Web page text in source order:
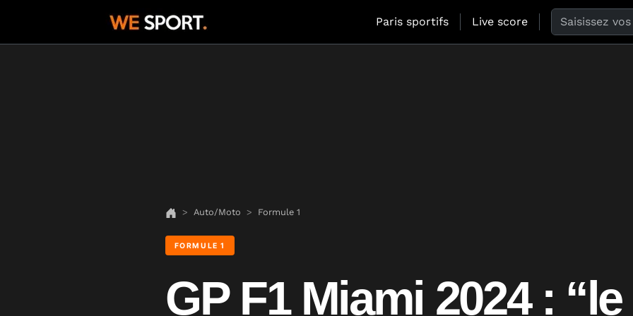
Paris sportifs Live score Search the
Auto/Moto Formule 1
FORMULE 1
GP F1 Miami 2024 : “le